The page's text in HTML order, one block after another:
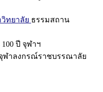
ทยาลัย ธรรมสถาน
ปี จุฬาฯ
ฬาลงกรณ์ราชบรรณาลัย